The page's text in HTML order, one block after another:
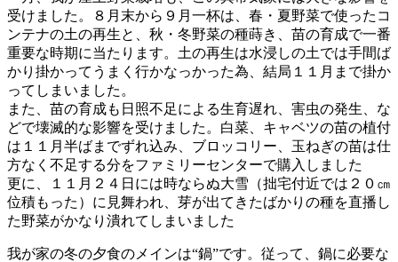
受けました。８月末から９月一杯は、春・夏野菜で使ったコ
ンテナの土の再生と、秋・冬野菜の種蒔き、苗の育成で一番
重要な時期に当たります。土の再生は水浸しの土では手間ば
かり掛かってうまく行かなっかった為、結局１１月まで掛か
ってしまいました。
また、苗の育成も日照不足による生育遅れ、害虫の発生、な
どで壊滅的な影響を受けました。白菜、キャベツの苗の植付
は１１月半ばまでずれ込み、ブロッコリー、玉ねぎの苗は仕
方なく不足する分をファミリーセンターで購入しました
更に、１１月２４日には時ならぬ大雪（拙宅付近では２０㎝
位積もった）に見舞われ、芽が出てきたばかりの種を直播し
た野菜がかなり潰れてしまいました
我が家の冬の夕食のメインは“鍋”です。従って、鍋に必要な